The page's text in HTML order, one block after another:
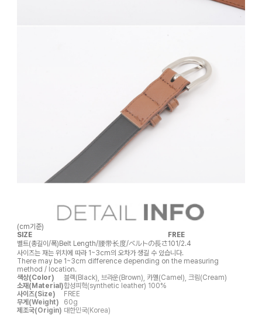
(cm기준)
SIZE
FREE
벨트(총길이/폭) Belt Length/腰带长度/ベルトの長さ101/2.4
사이즈는 재는 위치에 따라 1~3cm의 오차가 생길 수 있습니다.
There may be 1~3cm difference depending on the measuring
method / location.
색상(Color)
블랙(Black), 브라운(Brown), 카멜(Camel), 크림(Cream)
소재(Material)합성피혁(synthetic leather) 100%
사이즈(Size)
FREE
무게(Weight)
60g
제조국(Origin) 대한민국(Korea)